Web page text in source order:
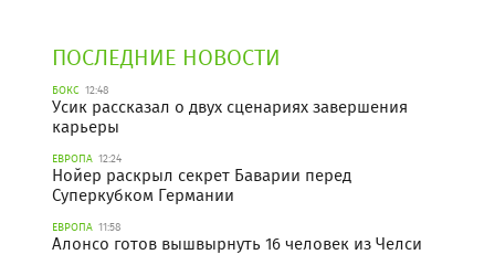
ПОСЛЕДНИЕ НОВОСТИ
БОКС 12:48
Усик рассказал о двух сценариях завершения
карьеры
ЕВРОПА 12:24
Нойер раскрыл секрет Баварии перед
Суперкубком Германии
ЕВРОПА 11:58
Алонсо готов вышвырнуть 16 человек из Челси